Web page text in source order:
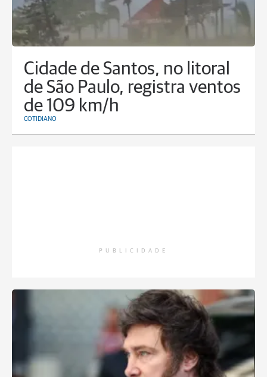
Cidade de Santos, no litoral
de São Paulo, registra ventos
de 109 km/h
COTIDIANO
PUBLICIDADE